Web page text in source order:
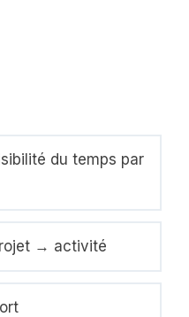
du temps par
→ activité